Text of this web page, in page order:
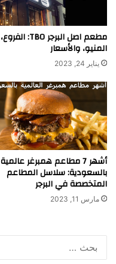
مطعم اصل البرجر TBO: الفروع،
المنيو، والأسعار
يناير 24, 2023
أشهر 7 مطاعم همبرغر عالمية
بالسعودية: سلاسل المطاعم
المتخصصة في البرجر
مارس 11, 2023